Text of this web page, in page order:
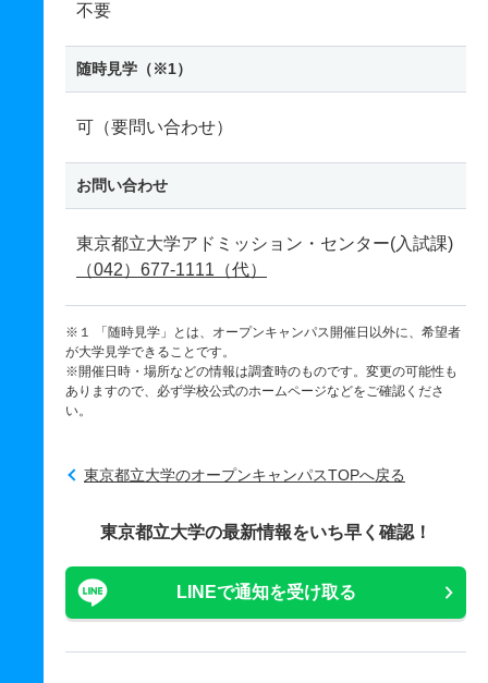
不要
随時見学（※1）
可（要問い合わせ）
お問い合わせ
東京都立大学アドミッション・センター(入試課)
（042）677-1111（代）
※１ 「随時見学」とは、オープンキャンパス開催日以外に、希望者
が大学見学できることです。
※開催日時・場所などの情報は調査時のものです。変更の可能性も
ありますので、必ず学校公式のホームページなどをご確認くださ
い。
東京都立大学のオープンキャンパスTOPへ戻る
東京都立大学の最新情報をいち早く確認！
LINEで通知を受け取る